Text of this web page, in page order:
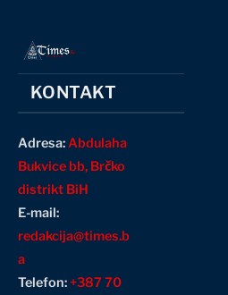
KONTAKT
Adresa:Abdulaha
Bukvice bb, Brčko
distrikt BiH
E-mail:
redakcija@times.b
a
Telefon:+387 70